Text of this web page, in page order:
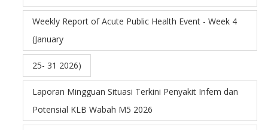
Weekly Report of Acute Public Health Event - Week 4
(January
25- 31 2026)
Laporan Mingguan Situasi Terkini Penyakit Infem dan
Potensial KLB Wabah M5 2026